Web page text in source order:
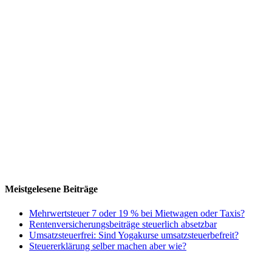
Meistgelesene Beiträge
Mehrwertsteuer 7 oder 19 % bei Mietwagen oder Taxis?
Rentenversicherungsbeiträge steuerlich absetzbar
Umsatzsteuerfrei: Sind Yogakurse umsatzsteuerbefreit?
Steuererklärung selber machen aber wie?